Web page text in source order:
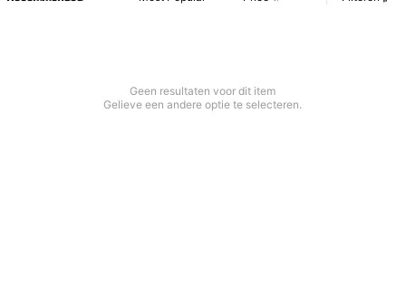
Geen resultaten voor dit item
Gelieve een andere optie te selecteren.